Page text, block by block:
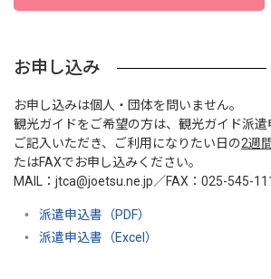
お申し込み
お申し込みは個人・団体を問いません。
観光ガイドをご希望の方は、観光ガイド派
ご記入いただき、ご利用になりたい日の2週
たはFAXでお申し込みください。
MAIL：jtca@joetsu.ne.jp／FAX：025-545-
派遣申込書（PDF）
派遣申込書（Excel）